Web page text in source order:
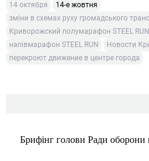
14 октября
14-е жовтня
зміни в схемах руху громадського
Криворожский полумарафон STEEL RUN
напівмарафон STEEL RUN
Новости
перекроют движение в центре города
Брифінг голови Ради оборони